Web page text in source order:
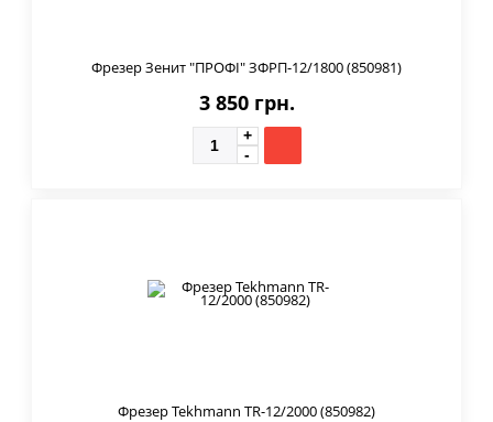
Фрезер Зенит "ПРОФІ" ЗФРП-12/1800 (850981)
3 850 грн.
Фрезер Tekhmann TR-12/2000 (850982)